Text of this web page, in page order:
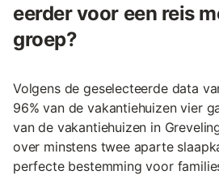
eerder voor een reis
groep?
Volgens de geselecteerde data
96% van de vakantiehuizen vier
van de vakantiehuizen in
over minstens twee aparte
perfecte bestemming voor